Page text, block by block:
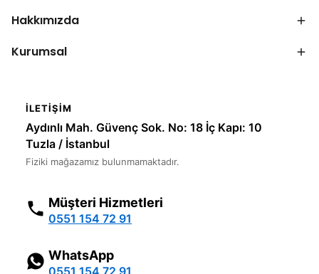
Hakkımızda
Kurumsal
İLETIŞIM
Aydınlı Mah. Güvenç Sok. No: 18 İç Kapı: 10
Tuzla / İstanbul
Fiziki mağazamız bulunmamaktadır.
Müşteri Hizmetleri
0551 154 72 91
WhatsApp
0551 154 72 91